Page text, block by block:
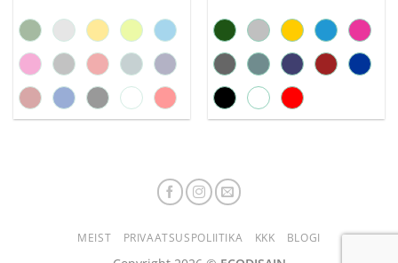
MEIST PRIVAATSUSPOLIITIKA KKK BLOGI